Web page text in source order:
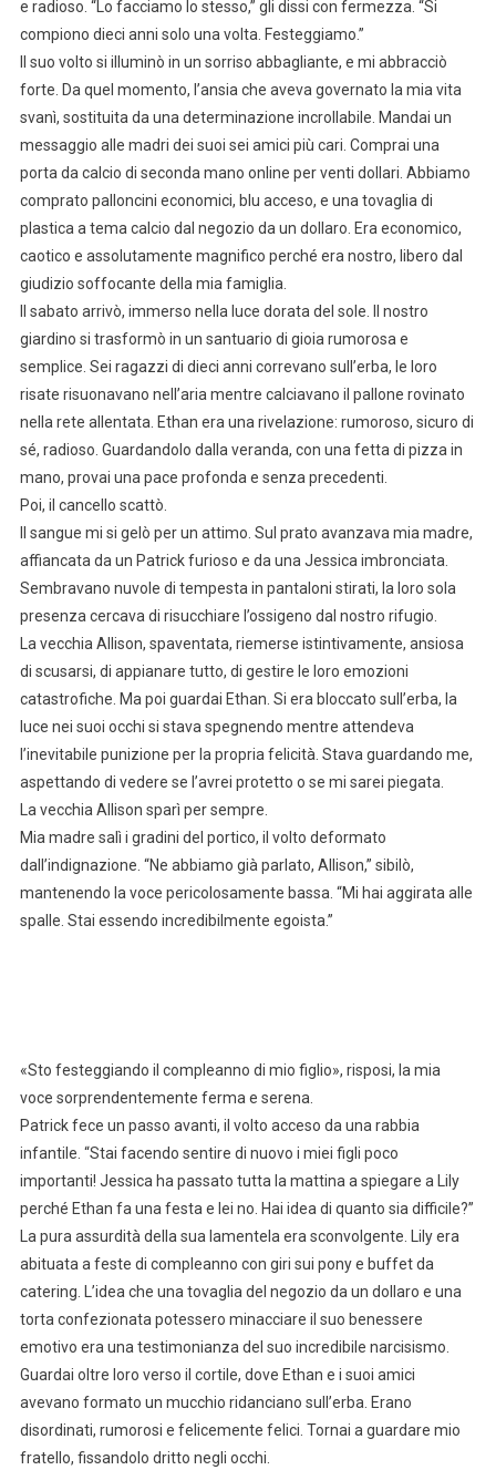
e radioso. “Lo facciamo lo stesso,” gli dissi con fermezza. “Si
compiono dieci anni solo una volta. Festeggiamo.”
Il suo volto si illuminò in un sorriso abbagliante, e mi abbracciò
forte. Da quel momento, l’ansia che aveva governato la mia vita
svanì, sostituita da una determinazione incrollabile. Mandai un
messaggio alle madri dei suoi sei amici più cari. Comprai una
porta da calcio di seconda mano online per venti dollari. Abbiamo
comprato palloncini economici, blu acceso, e una tovaglia di
plastica a tema calcio dal negozio da un dollaro. Era economico,
caotico e assolutamente magnifico perché era nostro, libero dal
giudizio soffocante della mia famiglia.
Il sabato arrivò, immerso nella luce dorata del sole. Il nostro
giardino si trasformò in un santuario di gioia rumorosa e
semplice. Sei ragazzi di dieci anni correvano sull’erba, le loro
risate risuonavano nell’aria mentre calciavano il pallone rovinato
nella rete allentata. Ethan era una rivelazione: rumoroso, sicuro di
sé, radioso. Guardandolo dalla veranda, con una fetta di pizza in
mano, provai una pace profonda e senza precedenti.
Poi, il cancello scattò.
Il sangue mi si gelò per un attimo. Sul prato avanzava mia madre,
affiancata da un Patrick furioso e da una Jessica imbronciata.
Sembravano nuvole di tempesta in pantaloni stirati, la loro sola
presenza cercava di risucchiare l’ossigeno dal nostro rifugio.
La vecchia Allison, spaventata, riemerse istintivamente, ansiosa
di scusarsi, di appianare tutto, di gestire le loro emozioni
catastrofiche. Ma poi guardai Ethan. Si era bloccato sull’erba, la
luce nei suoi occhi si stava spegnendo mentre attendeva
l’inevitabile punizione per la propria felicità. Stava guardando me,
aspettando di vedere se l’avrei protetto o se mi sarei piegata.
La vecchia Allison sparì per sempre.
Mia madre salì i gradini del portico, il volto deformato
dall’indignazione. “Ne abbiamo già parlato, Allison,” sibilò,
mantenendo la voce pericolosamente bassa. “Mi hai aggirata alle
spalle. Stai essendo incredibilmente egoista.”
«Sto festeggiando il compleanno di mio figlio», risposi, la mia
voce sorprendentemente ferma e serena.
Patrick fece un passo avanti, il volto acceso da una rabbia
infantile. “Stai facendo sentire di nuovo i miei figli poco
importanti! Jessica ha passato tutta la mattina a spiegare a Lily
perché Ethan fa una festa e lei no. Hai idea di quanto sia difficile?”
La pura assurdità della sua lamentela era sconvolgente. Lily era
abituata a feste di compleanno con giri sui pony e buffet da
catering. L’idea che una tovaglia del negozio da un dollaro e una
torta confezionata potessero minacciare il suo benessere
emotivo era una testimonianza del suo incredibile narcisismo.
Guardai oltre loro verso il cortile, dove Ethan e i suoi amici
avevano formato un mucchio ridanciano sull’erba. Erano
disordinati, rumorosi e felicemente felici. Tornai a guardare mio
fratello, fissandolo dritto negli occhi.